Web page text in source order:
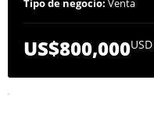
Tipo de negocio: Venta
US$800,000USD